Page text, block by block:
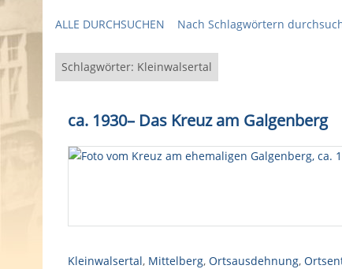
H
u
p
e
ALLE DURCHSUCHEN Nach Schlagwörtern
Schlagwörter: Kleinwalsertal
ca. 1930–Das Kreuz am Galgenberg
Kleinwalsertal, Mittelberg, Ortsausdehnung,